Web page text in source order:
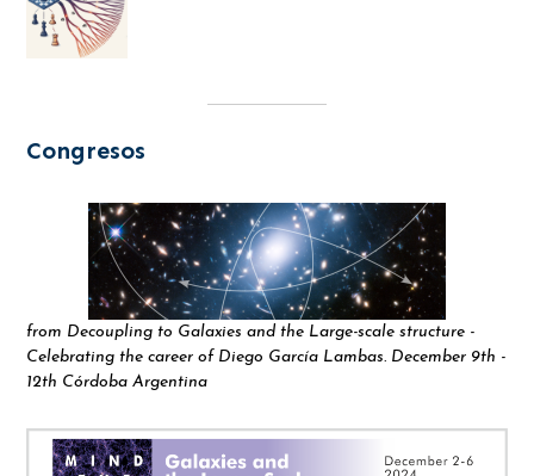
Congresos
from Decoupling to Galaxies and the Large-scale structure -
Celebrating the career of Diego García Lambas. December 9th -
12th Córdoba Argentina